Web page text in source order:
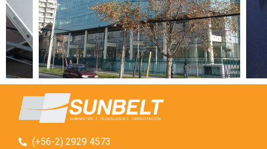
(+56-2) 2929 4573